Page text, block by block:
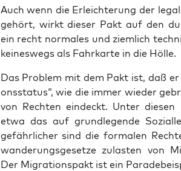
Auch wenn die Erleich­te­rung der
gehört, wirkt die­ser Pakt auf den
ein recht nor­ma­les und ziem­lich
kei­nes­wegs als Fahr­kar­te in die Hölle.
Das Pro­blem mit dem Pakt ist, daß
ons­sta­tus“, wie die immer wie­der
von Rech­ten ein­deckt. Unter
etwa das auf grund­le­gen­de
gefähr­li­cher sind die for­ma­len
wan­de­rungs­ge­set­ze zulas­ten von
Der Migra­ti­ons­pakt ist ein